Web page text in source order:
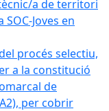
a de territori
Joves en
procés selectiu,
a la constitució
de
per cobrir